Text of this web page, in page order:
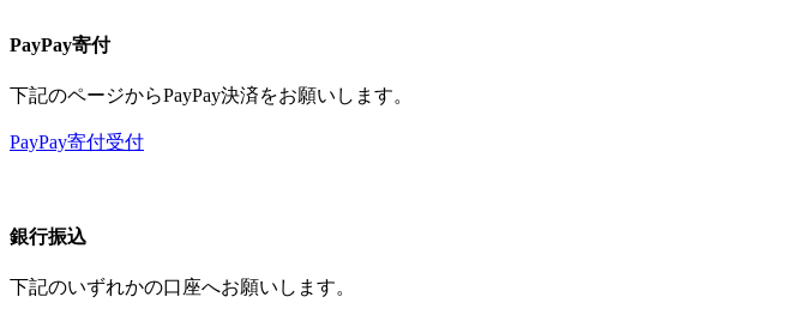
PayPay寄付
下記のページからPayPay決済をお願いします。
PayPay寄付受付
銀行振込
下記のいずれかの口座へお願いします。